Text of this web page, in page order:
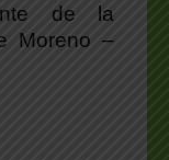
de la
Moreno –